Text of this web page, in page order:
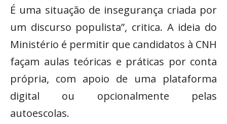
É uma situação de insegurança criada por
um discurso populista”, critica. A ideia do
Ministério é permitir que candidatos à CNH
façam aulas teóricas e práticas por conta
própria, com apoio de uma plataforma
digital ou opcionalmente pelas
autoescolas.